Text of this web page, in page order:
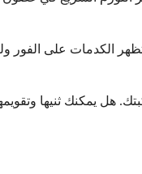
الكدمات على
هل يمكنك ثنيها